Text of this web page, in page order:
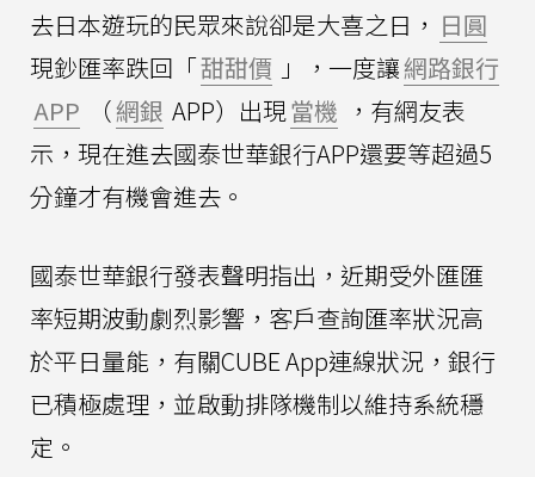
去日本遊玩的民眾來說卻是大喜之日， 日圓
現鈔匯率跌回「甜甜價 」，一度讓網路銀行
APP
（網銀 APP）出現當機 ，有網友表
示，現在進去國泰世華銀行APP還要等超過5
分鐘才有機會進去。
國泰世華銀行發表聲明指出，近期受外匯匯
率短期波動劇烈影響，客戶查詢匯率狀況高
於平日量能，有關CUBE App連線狀況，銀行
已積極處理，並啟動排隊機制以維持系統穩
定。